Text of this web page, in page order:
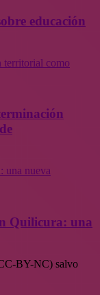
educación
territorial como
una nueva
Quilicura: una
BY-NC) salvo